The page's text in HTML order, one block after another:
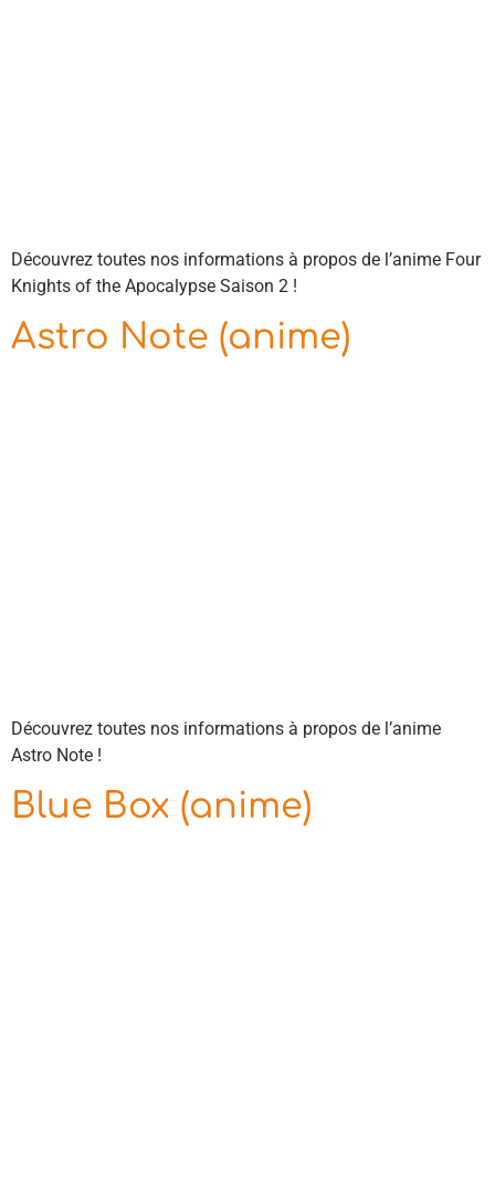
Découvrez toutes nos informations à propos de l’anime Four
Knights of the Apocalypse Saison 2 !
Astro Note (anime)
Découvrez toutes nos informations à propos de l’anime
Astro Note !
Blue Box (anime)